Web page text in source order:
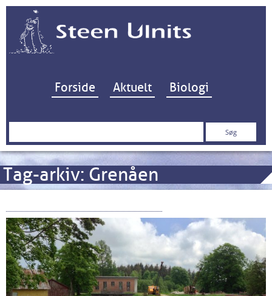
Hop til indhold
Forside Aktuelt Biologi
Søg
Tag-arkiv: Grenåen